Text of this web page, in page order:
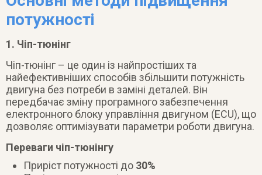
потужності
1. Чіп-тюнінг
Чіп-тюнінг – це один із найпростіших та
найефективніших способів збільшити потужність
двигуна без потреби в заміні деталей. Він
передбачає зміну програмного забезпечення
електронного блоку управління двигуном (ECU), що
дозволяє оптимізувати параметри роботи двигуна.
Переваги чіп-тюнінгу
Приріст потужності до 30%